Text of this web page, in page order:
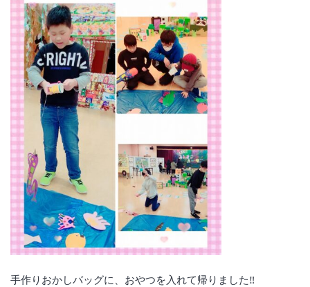
手作りおかしバッグに、おやつを入れて帰りました‼